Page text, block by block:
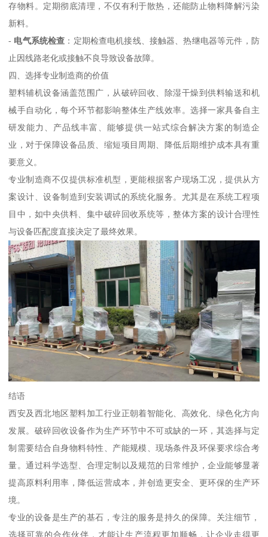
存物料。定期彻底清理，不仅有利于散热，还能防止物料降解污染
新料。
- 电气系统检查 ：定期检查电机接线、接触器、热继电器等元件，防
止因线路老化或接触不良导致设备故障。
四、选择专业制造商的价值
塑料辅机设备涵盖范围广，从破碎回收、除湿干燥到供料输送和机
械手自动化，每个环节都影响整体生产线效率。选择一家具备自主
研发能力、产品线丰富、能够提供一站式综合解决方案的制造企
业，对于保障设备品质、缩短项目周期、降低后期维护成本具有重
要意义。
专业制造商不仅提供标准机型，更能根据客户现场工况，提供从方
案设计、设备制造到安装调试的系统化服务。尤其是在系统工程项
目中，如中央供料、集中破碎回收系统等，整体方案的设计合理性
与设备匹配度直接决定了最终效果。
结语
西安及西北地区塑料加工行业正朝着智能化、高效化、绿色化方向
发展。破碎回收设备作为生产环节中不可或缺的一环，其选择与定
制需要结合自身物料特性、产能规模、现场条件及环保要求综合考
量。通过科学选型、合理定制以及规范的日常维护，企业能够显著
提高原料利用率，降低运营成本，并创造更安全、更环保的生产环
境。
专业的设备是生产的基石，专注的服务是持久的保障。关注细节，
选择可靠的合作伙伴，才能让生产流程更加顺畅，让企业走得更